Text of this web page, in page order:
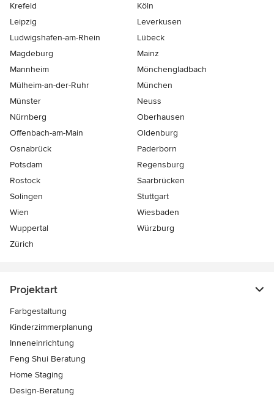
Krefeld
Köln
Leipzig
Leverkusen
Ludwigshafen-am-Rhein
Lübeck
Magdeburg
Mainz
Mannheim
Mönchen­gladbach
Mülheim-an-der-Ruhr
München
Münster
Neuss
Nürnberg
Oberhausen
Offenbach-am-Main
Oldenburg
Osnabrück
Paderborn
Potsdam
Regensburg
Rostock
Saarbrücken
Solingen
Stuttgart
Wien
Wiesbaden
Wuppertal
Würzburg
Zürich
Projektart
Farbgestaltung
Kinderzimmerplanung
Inneneinrichtung
Feng Shui Beratung
Home Staging
Design-Beratung